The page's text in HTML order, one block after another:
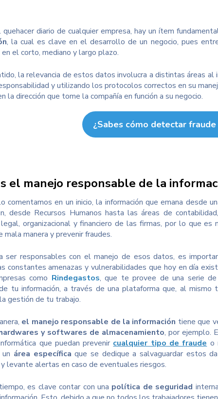
diario de cualquier empresa, hay un ítem
, la cual es clave en el desarrollo de un negocio, pues
el corto, mediano y largo plazo.
la relevancia de estos datos involucra a distintas áreas al
y utilizando los protocolos correctos en su
la dirección que tome la compañía en función a su negocio.
¿Sabes cómo detectar
el manejo responsable de la
comentamos en un inicio, la información que emana desde
desde Recursos Humanos hasta las áreas de
organizacional y financiero de las firmas, por lo que
mala manera y prevenir fraudes.
ser responsables con el manejo de esos datos, es
constantes amenazas y vulnerabilidades que hoy en día
como Rindegastos, que te provee de una serie de
tu información, a través de una plataforma que, al
gestión de tu trabajo.
el manejo responsable de la información tiene que
y softwares de almacenamiento, por ejemplo.
que puedan prevenir cualquier tipo de fraude o
área específica que se dedique a salvaguardar estos
levante alertas en caso de eventuales riesgos.
es clave contar con una política de seguridad